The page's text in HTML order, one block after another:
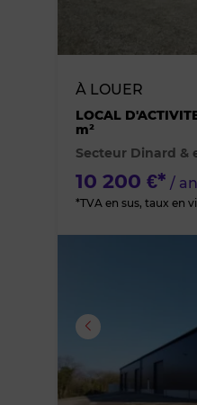
À LOUER
LOCAL
m²
Secteur Dinard &
10 200 €* / an
*TVA en sus, taux en